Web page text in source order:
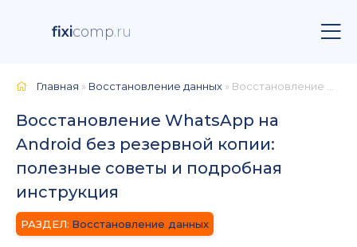
fixicomp.ru
Главная » Восстановление данных » Восстановление WhatsApp на Android без резервной копии: полезные советы и подробная инструкция
Восстановление WhatsApp на
Android без резервной копии:
полезные советы и подробная
инструкция
Восстановление данных